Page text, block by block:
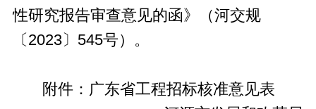
性研究报告审查意见的函》（河交规
〔2023〕545号）。
附件：广东省工程招标核准意见表